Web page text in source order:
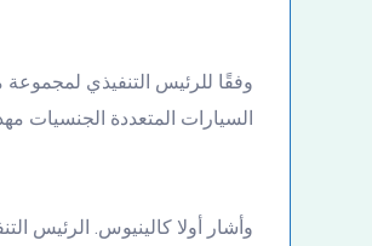
وفقًا للرئيس التنفيذي
السيارات المتعددة الجنسيات
وأشار أولا كالينيوس. الرئيس